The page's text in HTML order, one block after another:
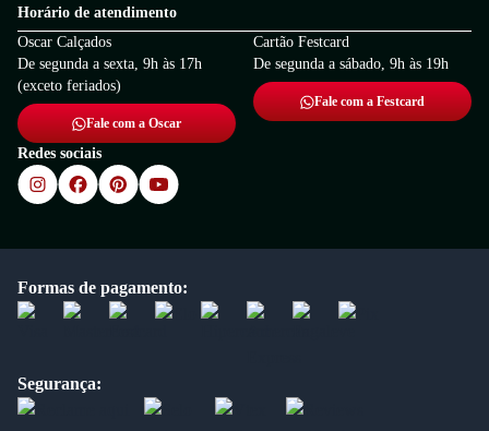
Horário de atendimento
Oscar Calçados
De segunda a sexta, 9h às 17h
(exceto feriados)
Fale com a Oscar
Cartão Festcard
De segunda a sábado, 9h às 19h
Fale com a Festcard
Redes sociais
Formas de pagamento:
Segurança: